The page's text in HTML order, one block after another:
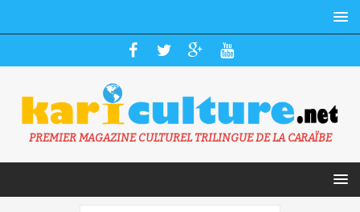
PREMIER MAGAZINE CULTUREL TRILINGUE DE LA CARAÏBE